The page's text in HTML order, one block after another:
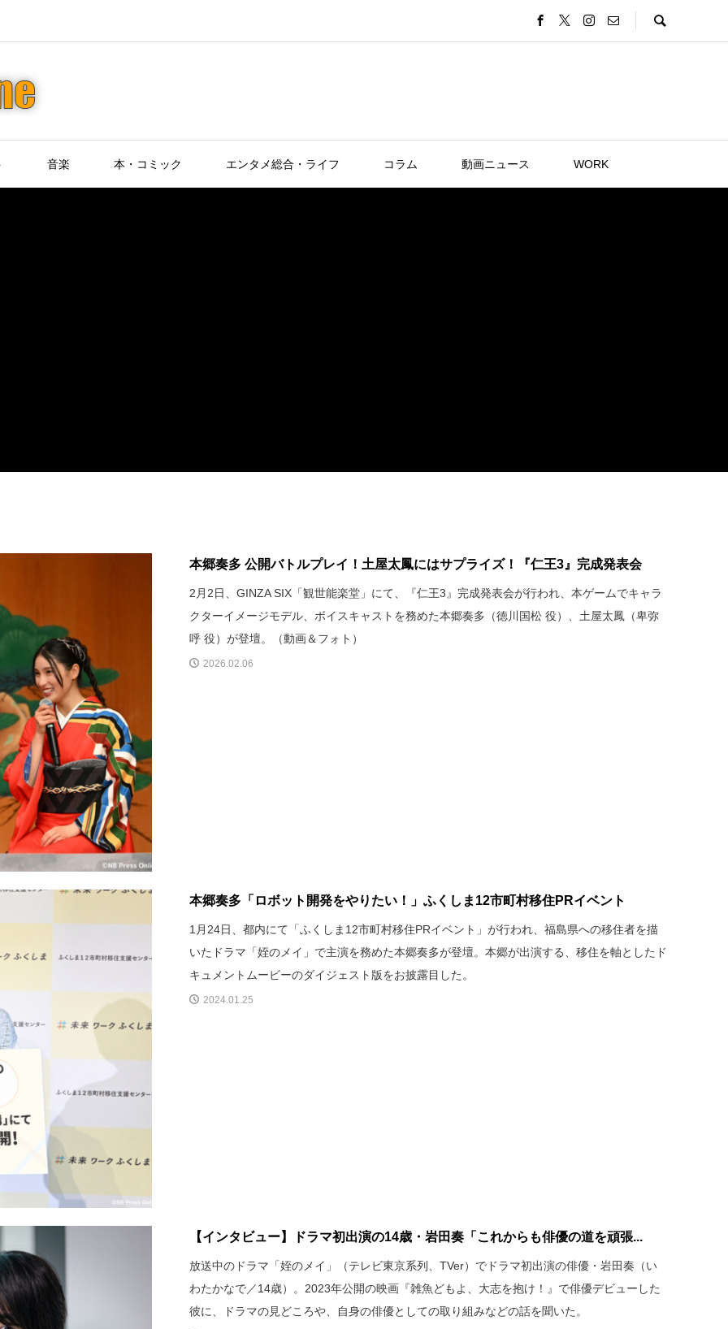
音楽 本・コミック エンタメ総合・ライフ コラム 動画ニュース WORK
本郷奏多 公開バトルプレイ！土屋太鳳にはサプライズ！『仁王3』完成発表会
2月2日、GINZA SIX「観世能楽堂」にて、『仁王3』完成発表会が行われ、本ゲームでキャラ
クターイメージモデル、ボイスキャストを務めた本郷奏多（徳川国松 役）、土屋太鳳（卑弥
呼 役）が登壇。（動画＆フォト）
2026.02.06
本郷奏多「ロボット開発をやりたい！」ふくしま12市町村移住PRイベント
1月24日、都内にて「ふくしま12市町村移住PRイベント」が行われ、福島県への移住者を描
いたドラマ「姪のメイ」で主演を務めた本郷奏多が登壇。本郷が出演する、移住を軸としたド
キュメントムービーのダイジェスト版をお披露目した。
2024.01.25
【インタビュー】ドラマ初出演の14歳・岩田奏「これからも俳優の道を頑張...
放送中のドラマ「姪のメイ」（テレビ東京系列、TVer）でドラマ初出演の俳優・岩田奏（い
わたかなで／14歳）。2023年公開の映画『雑魚どもよ、大志を抱け！』で俳優デビューした
彼に、ドラマの見どころや、自身の俳優としての取り組みなどの話を聞いた。